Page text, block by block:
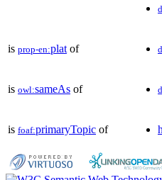
is prop-en:plat of
is owl:sameAs of
is foaf:primaryTopic of